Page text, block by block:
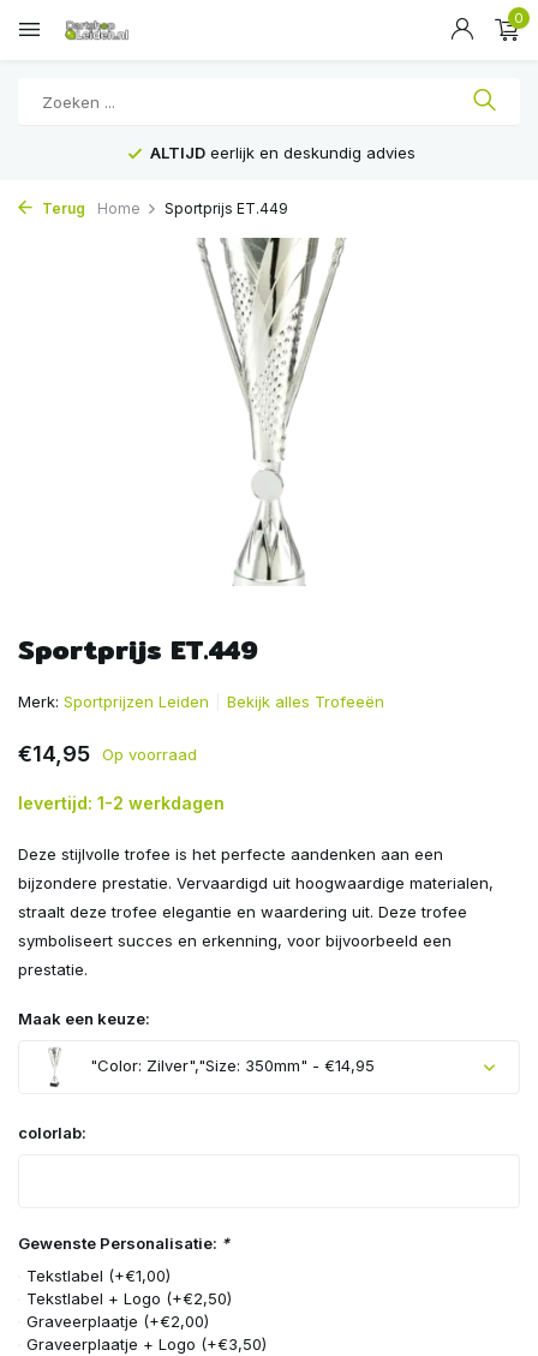
0
ALTIJD eerlijk en deskundig advies
Terug Home Sportprijs ET.449
Sportprijs ET.449
Merk: Sportprijzen Leiden Bekijk alles Trofeeën
€14,95 Op voorraad
levertijd: 1-2 werkdagen
Deze stijlvolle trofee is het perfecte aandenken aan een
bijzondere prestatie. Vervaardigd uit hoogwaardige materialen,
straalt deze trofee elegantie en waardering uit. Deze trofee
symboliseert succes en erkenning, voor bijvoorbeeld een
prestatie.
Maak een keuze:
"Color: Zilver","Size: 350mm" - €14,95
colorlab:
Gewenste Personalisatie: *
Tekstlabel (+€1,00)
Tekstlabel + Logo (+€2,50)
Graveerplaatje (+€2,00)
Graveerplaatje + Logo (+€3,50)